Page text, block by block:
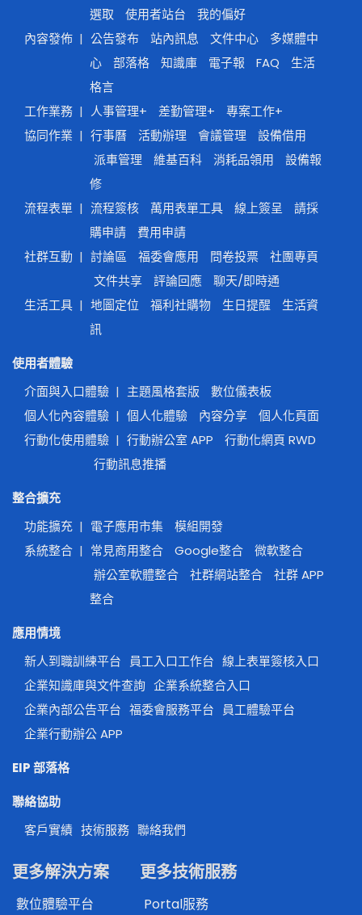
選取
使用者站台
我的偏好
內容發佈 | 公告發布 站內訊息 文件中心
多媒體中
心
部落格 知識庫 電子報 FAQ
生活
格言
工作業務 | 人事管理+ 差勤管理+
專案工作+
協同作業 | 行事曆 活動辦理 會議管理
設備借用
派車管理
維基百科 消耗品領用
設備報
修
流程表單 | 流程簽核 萬用表單工具 線上簽呈
請採
購申請
費用申請
社群互動 | 討論區 福委會應用 問卷投票
社團專頁
文件共享
評論回應
聊天/即時通
生活工具 | 地圖定位 福利社購物 生日提醒
生活資
訊
使用者體驗
介面與入口體驗 | 主題風格套版
數位儀表板
個人化內容體驗 | 個人化體驗 內容分享
個人化頁面
行動化使用體驗 | 行動辦公室 APP
行動化網頁 RWD
行動訊息推播
整合擴充
功能擴充 | 電子應用市集
模組開發
系統整合 | 常見商用整合 Google整合
微軟整合
辦公室軟體整合
社群網站整合
社群 APP
整合
應用情境
新人到職訓練平台 員工入口工作台 線上表單簽核入口
企業知識庫與文件查詢 企業系統整合入口
企業內部公告平台 福委會服務平台 員工體驗平台
企業行動辦公 APP
EIP 部落格
聯絡協助
客戶實績 技術服務 聯絡我們
更多解決方案
數位體驗平台
更多技術服務
Portal服務